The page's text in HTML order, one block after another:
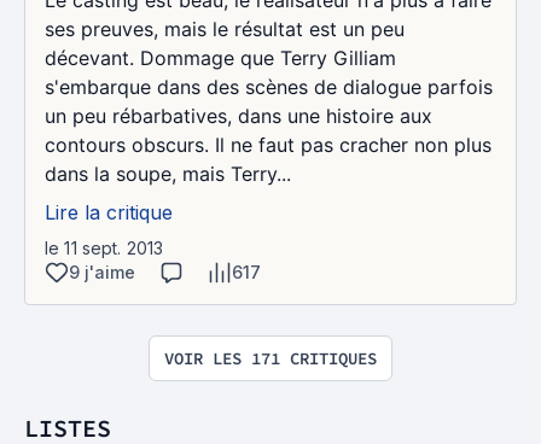
ses preuves, mais le résultat est un peu
décevant. Dommage que Terry Gilliam
s'embarque dans des scènes de dialogue parfois
un peu rébarbatives, dans une histoire aux
contours obscurs. Il ne faut pas cracher non plus
dans la soupe, mais Terry...
Lire la critique
le 11 sept. 2013
9 j'aime
617
VOIR LES 171 CRITIQUES
LISTES